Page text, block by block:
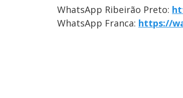
WhatsApp Ribeirão Preto:
WhatsApp Franca: https://